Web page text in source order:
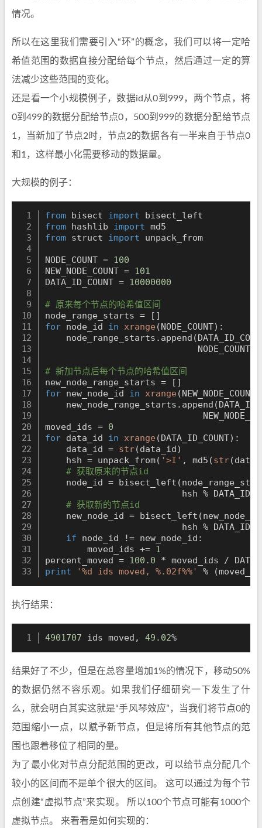
情况。
所以在这里我们需要引入“环”的概念，我们可以将一定哈
希值范围的数据直接分配给每个节点，然后通过一定的算
法减少这些范围的变化。
还是看一个小规模例子，数据id从0到999，两个节点，将
0到499的数据分配给节点0，500到999的数据分配给节点
1，当新加了节点2时，节点2的数据各有一半来自于节点0
和1，这样最小化需要移动的数据量。
大规模的例子：
from bisect import
from hashlib import
from struct import unpack_from
NODE_COUNT = 100
NEW_NODE_COUNT = 101
DATA_ID_COUNT = 10000000
# 原来每个节点的哈希值区间
node_range_starts = [ ]
for node_id in xrange (NODE_COUNT) :
    node_range_starts
. append (
                             NODE_COUNT
# 新加节点后每个节点的哈希值区间
new_node_range_starts = [ ]
for new_node_id in xrange (NEW_NODE_COUNT
    new_node_range_starts
. append (
moved_ids = 0
for data_id in xrange (DATA_ID_COUNT) :
    data_id
= str(data_id)
    hsh
= unpack_from( '>I' , md5 (str(
# 获取原来的节点id
    node_id
= bisect_left (
                          hsh
%
# 获取新的节点id
    new_node_id
= bisect_left (
                          hsh
%
if node_id != new_node_id :
        moved_ids
+= 1
percent_moved = 100.0 * moved_ids /
print
'%d ids moved, %.02f%%' % (
执行结果：
4901707 ids moved, 49.02%
结果好了不少，但是在总容量增加1%的情况下，移动50%
的数据仍然不容乐观。如果我们仔细研究一下发生了什
么，就会明白其实这就是“手风琴效应”，当我们将节点0的
范围缩小一点，以赋予新节点，但是将所有其他节点的范
围也跟着移位了相同的量。
为了最小化对节点分配范围的更改，可以给节点分配几个
较小的区间而不是单个很大的区间。 这可以通过为每个节
点创建“虚拟节点”来实现。 所以100个节点可能有1000个
虚拟节点。 来看看是如何实现的：